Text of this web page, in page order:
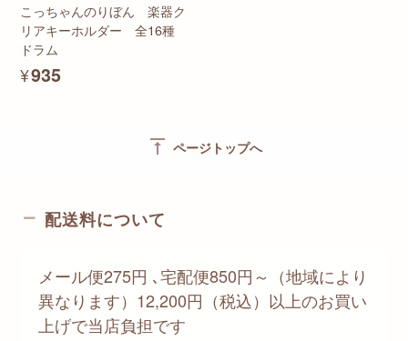
こっちゃんのりぼん 楽器ク
リアキーホルダー 全16種
ドラム
¥935
vertical_align_top ページトップへ
配送料について
メール便275円 ､宅配便850円～（地域により
異なります）12,200円（税込）以上のお買い
上げで当店負担です